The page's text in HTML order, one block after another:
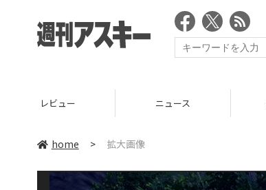
レビュー ニュース
home > 拡大画像